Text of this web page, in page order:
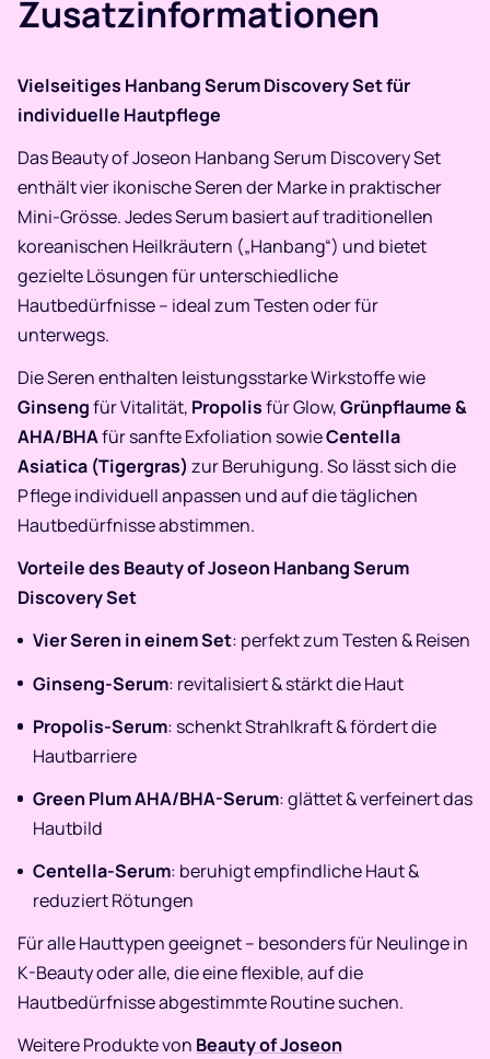
Zusatzinformationen
Vielseitiges Hanbang Serum Discovery Set für
individuelle Hautpflege
Das Beauty of Joseon Hanbang Serum Discovery Set
enthält vier ikonische Seren der Marke in praktischer
Mini-Grösse. Jedes Serum basiert auf traditionellen
koreanischen Heilkräutern („Hanbang“) und bietet
gezielte Lösungen für unterschiedliche
Hautbedürfnisse – ideal zum Testen oder für
unterwegs.
Die Seren enthalten leistungsstarke Wirkstoffe wie
Ginsengfür Vitalität, Propolisfür Glow,Grünpflaume &
AHA/BHAfür sanfte Exfoliation sowieCentella
Asiatica (Tigergras) zur Beruhigung. So lässt sich die
Pflege individuell anpassen und auf die täglichen
Hautbedürfnisse abstimmen.
Vorteile des Beauty of Joseon Hanbang Serum
Discovery Set
Vier Seren in einem Set: perfekt zum Testen & Reisen
Ginseng-Serum: revitalisiert & stärkt die Haut
Propolis-Serum: schenkt Strahlkraft & fördert die
Hautbarriere
Green Plum AHA/BHA-Serum: glättet & verfeinert das
Hautbild
Centella-Serum: beruhigt empfindliche Haut &
reduziert Rötungen
Für alle Hauttypen geeignet – besonders für Neulinge in
K-Beauty oder alle, die eine flexible, auf die
Hautbedürfnisse abgestimmte Routine suchen.
Weitere Produkte von Beauty of Joseon